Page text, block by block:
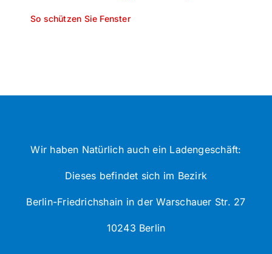
So schützen Sie Fenster
Wir haben Natürlich auch ein Ladengeschäft:
Dieses befindet sich im Bezirk
Berlin-Friedrichshain in der Warschauer Str. 27
10243 Berlin